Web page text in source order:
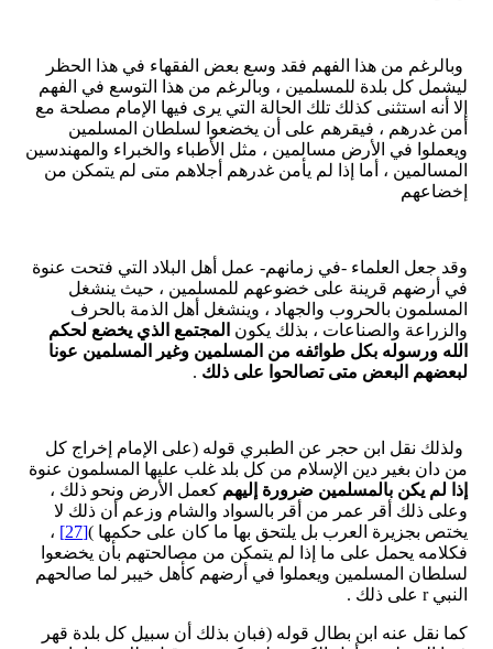
وبالرغم من هذا الفهم فقد وسع بعض الفقهاء في هذا الحظر
ليشمل كل بلدة للمسلمين ، وبالرغم من هذا التوسع في الفهم
إلا أنه استثنى كذلك تلك الحالة التي يرى فيها الإمام مصلحة مع
أمن غدرهم ، فيقرهم على أن يخضعوا لسلطان المسلمين
ويعملوا في الأرض مسالمين ، مثل الأطباء والخبراء والمهندسين
المسالمين ، أما إذا لم يأمن غدرهم أجلاهم متى لم يتمكن من
إخضاعهم
وقد جعل العلماء -في زمانهم- عمل أهل البلاد التي فتحت عنوة
في أرضهم قرينة على خضوعهم للمسلمين ، حيث ينشغل
المسلمون بالحروب والجهاد ، وينشغل أهل الذمة بالحرف
والزراعة والصناعات ، بذلك يكون المجتمع الذي يخضع لحكم
الله ورسوله بكل طوائفه من المسلمين وغير المسلمين عونا
لبعضهم البعض متى تصالحوا على ذلك .
ولذلك نقل ابن حجر عن الطبري قوله (على الإمام إخراج كل
من دان بغير دين الإسلام من كل بلد غلب عليها المسلمون عنوة
إذا لم يكن بالمسلمين ضرورة إليهم كعمل الأرض ونحو ذلك ،
وعلى ذلك أقر عمر من أقر بالسواد والشام وزعم أن ذلك لا
يختص بجزيرة العرب بل يلتحق بها ما كان على حكمها )[27]
،
فكلامه يحمل على ما إذا لم يتمكن من مصالحتهم بأن يخضعوا
لسلطان المسلمين ويعملوا في أرضهم كأهل خيبر لما صالحهم
النبي r على ذلك .
كما نقل عنه ابن بطال قوله (فبان بذلك أن سبيل كل بلدة قهر